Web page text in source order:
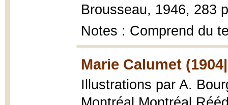
Brousseau, 1946, 283
Notes : Comprend du
Marie Calumet
Illustrations par A.